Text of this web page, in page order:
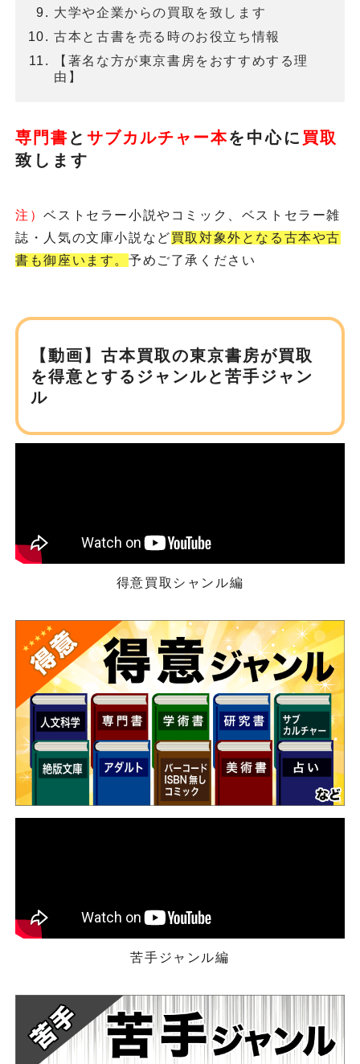
大学や企業からの買取を致します
古本と古書を売る時のお役立ち情報
【著名な方が東京書房をおすすめする理
由】
専門書 とサブカルチャー本を 中心に 買取
致します
注）ベストセラー小説やコミック、ベストセラー雑
誌・人気の文庫小説など買取対象外となる古本や古
書も御座います。 予めご了承ください
【動画】古本買取の東京書房が買取
を得意とするジャンルと苦手ジャン
ル
得意買取シャンル編
苦手ジャンル編